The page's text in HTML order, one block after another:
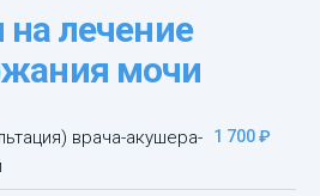
лечение
мочи
врача-акушера-
1 700 ₽